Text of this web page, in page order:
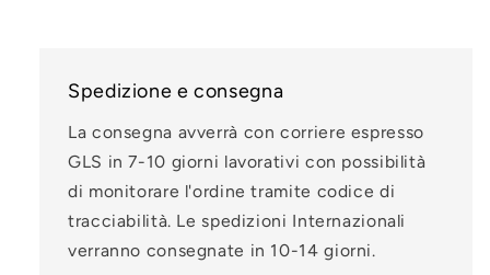
Spedizione e consegna
La consegna avverrà con corriere espresso
GLS in 7-10 giorni lavorativi con possibilità
di monitorare l'ordine tramite codice di
tracciabilità. Le spedizioni Internazionali
verranno consegnate in 10-14 giorni.